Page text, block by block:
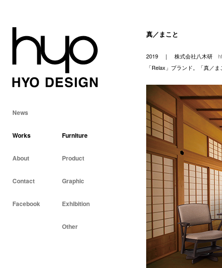
News
Works Furniture
Product
Graphic
Exhibition
Other
About
Contact
Facebook
真／まこと
2019 ｜ 株式会社八木研
「Relax」ブランド。「真／